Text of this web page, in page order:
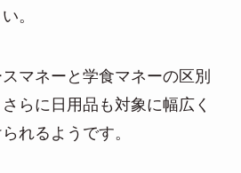
。
マネーと学食マネーの区別
らに日用品も対象に幅広く
れるようです。